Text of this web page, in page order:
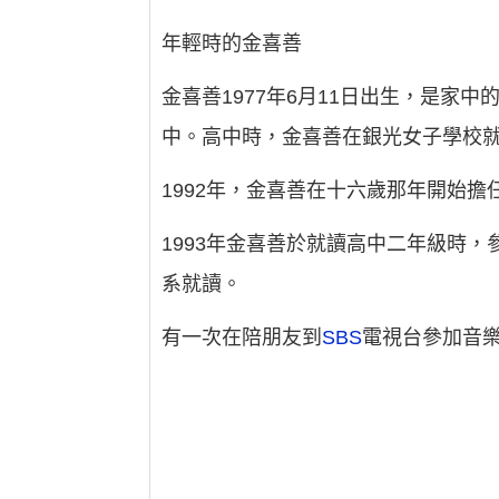
年輕時的金喜善
金喜善1977年6月11日出生，是家中
中。高中時，金喜善在銀光女子學校
1992年，金喜善在十六歲那年開始擔
1993年金喜善於就讀高中二年級時
系就讀。
有一次在陪朋友到 SBS電視台參加音